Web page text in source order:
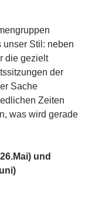
unser Stil: neben
die gezielt
der
Sache
Zeiten
was wird gerade
und